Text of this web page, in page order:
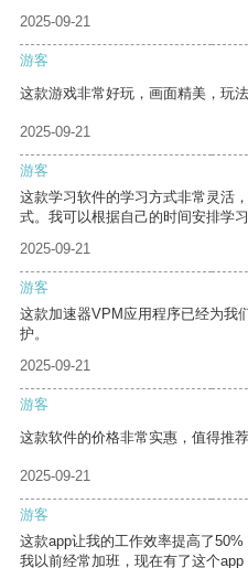
2025-09-21
游客
这款游戏非常好玩，画面精美，玩法
2025-09-21
游客
这款学习软件的学习方式非常灵活
式。我可以根据自己的时间安排学习
2025-09-21
游客
这款加速器VPM应用程序已经为我
护。
2025-09-21
游客
这款软件的价格非常实惠，值得推荐
2025-09-21
游客
这款app让我的工作效率提高了50%
我以前经常加班，现在有了这个